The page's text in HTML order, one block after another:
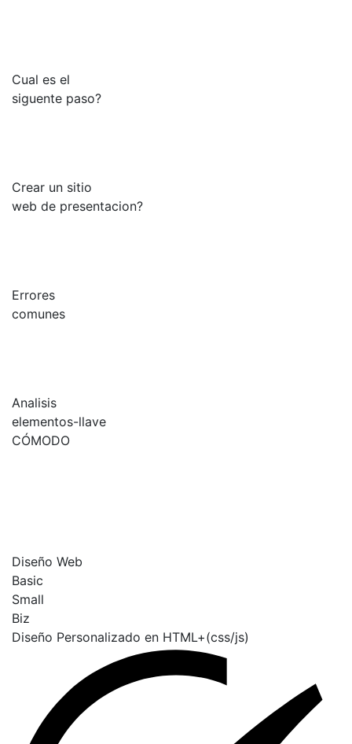
Cual es el
siguente paso?
Crear un sitio
web de presentacion?
Errores
comunes
Analisis
elementos-llave
CÓMODO
Diseño Web
Basic
Small
Biz
Diseño Personalizado en HTML+(css/js)